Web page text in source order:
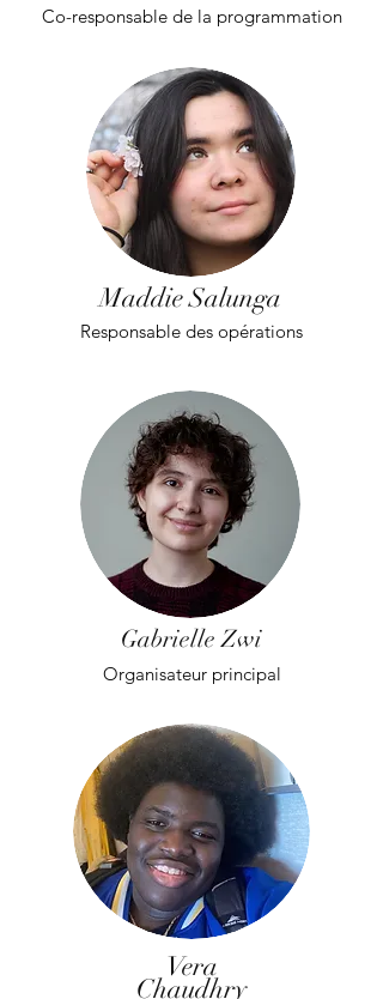
Co-responsable de la programmation
Maddie Salunga
Responsable des opérations
Gabrielle Zwi
Organisateur principal
Vera
Chaudhry